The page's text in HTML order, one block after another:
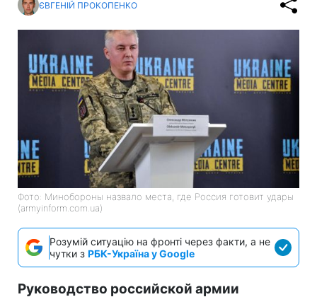
ЄВГЕНІЙ ПРОКОПЕНКО
Фото: Минобороны назвало места, где Россия готовит удары
(armyinform.com.ua)
Розумій ситуацію на фронті через факти, а не
чутки з РБК-Україна у Google
Руководство российской армии